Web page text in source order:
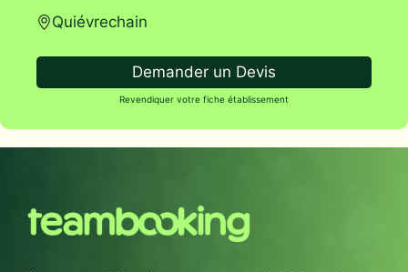
Quiévrechain
Demander un Devis
Revendiquer votre fiche établissement